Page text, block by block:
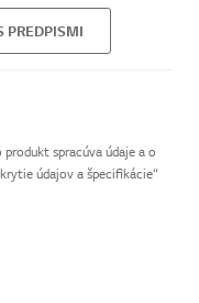
PREDPISMI
spracúva údaje a o
údajov a špecifikácie“